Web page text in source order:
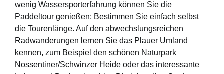
wenig Wassersporterfahrung können Sie die
Paddeltour genießen: Bestimmen Sie einfach selbst
die Tourenlänge. Auf den abwechslungsreichen
Radwanderungen lernen Sie das Plauer Umland
kennen, zum Beispiel den schönen Naturpark
Nossentiner/Schwinzer Heide oder das interessante